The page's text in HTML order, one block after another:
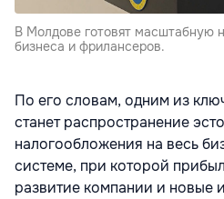
В Молдове готовят масштабную
бизнеса и фрилансеров.
По его словам, одним из
станет распространение
налогообложения на весь
системе, при которой
развитие компании и новые